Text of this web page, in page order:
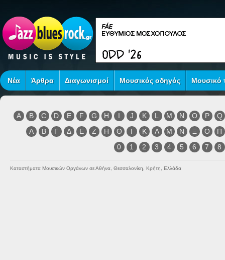
Νέα Άρθρα Διαγωνισμοί Μουσικός οδηγός Μουσικό
A B C D E F G H I J K L M N O P
Q
Α
Β Γ Δ Ε Ζ Η Θ Ι Κ Λ Μ Ν Ξ Ο
Π
0
1 2 3 4 5 6 7 8
Καταστήματα Μουσικών Οργάνων σε Αθήνα, Θεσσαλονίκη, Κρήτη, Ελλάδα